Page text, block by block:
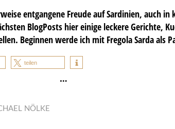
entgangene Freude auf Sardinien, auch
BlogPosts hier einige leckere Gerichte,
Beginnen werde ich mit Fregola Sarda als
teilen
…
NÖLKE